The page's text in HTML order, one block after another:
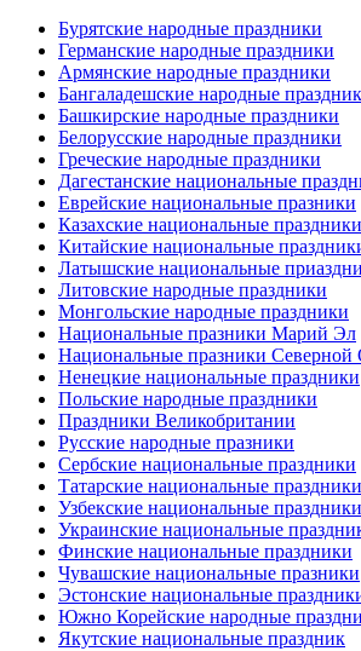
Бурятские народные праздники
Германские народные праздники
Армянские народные праздники
Бангаладешские народные
Башкирские народные праздники
Белорусские народные праздники
Греческие народные праздники
Дагестанские национальные
Еврейские национальные празники
Казахские национальные праздники
Китайские национальные
Латышские национальные
Литовские народные праздники
Монгольские народные праздники
Национальные празники Марий Эл
Национальные празники Северной
Ненецкие национальные праздники
Польские народные праздники
Праздники Великобритании
Русские народные празники
Сербские национальные праздники
Татарские национальные праздники
Узбекские национальные праздники
Украинские национальные
Финские национальные праздники
Чувашские национальные празники
Эстонские национальные
Южно Корейские народные
Якутские национальные праздник